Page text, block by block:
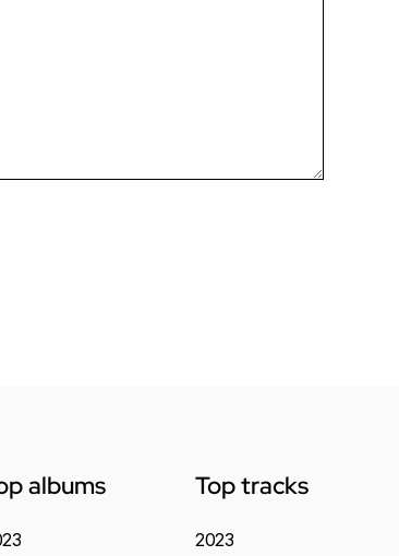
albums Top tracks
2023